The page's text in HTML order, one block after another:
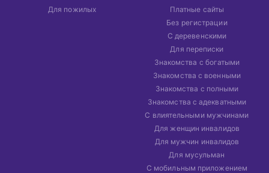
Для пожилых
Платные сайты
Без регистрации
С деревенскими
Для переписки
Знакомства с богатыми
Знакомства с военными
Знакомства с полными
Знакомства с адекватными
С влиятельными мужчинами
Для женщин инвалидов
Для мужчин инвалидов
Для мусульман
С мобильным приложением